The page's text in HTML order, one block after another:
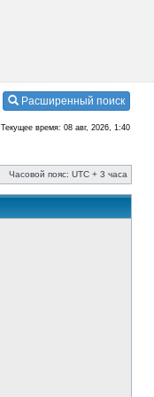
Расширенный поиск
Текущее время: 08 авг, 2026, 1:40
Часовой пояс: UTC + 3 часа